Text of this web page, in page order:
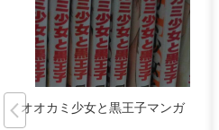
オオカミ少女と黒王子マンガ